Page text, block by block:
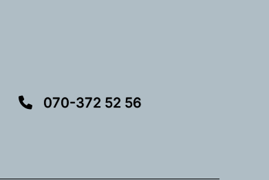
070-372 52 56